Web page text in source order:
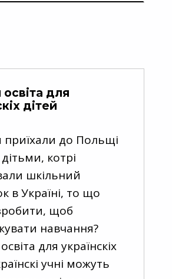
для
дітей
до Польщі
котрі
шкільний
в Україні, то що
щоб
навчання?
для українскіх
учні можуть